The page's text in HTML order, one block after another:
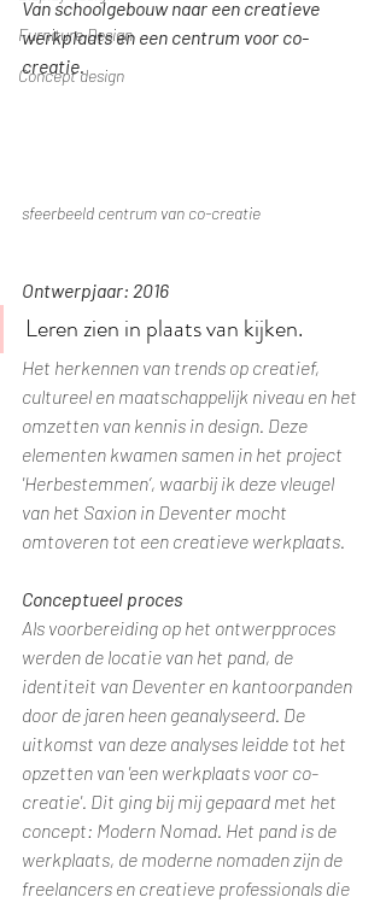
Furniture Design
Concept design
Van schoolgebouw naar een creatieve
werkplaats en een centrum voor co-
creatie.
sfeerbeeld centrum van co-creatie
Ontwerpjaar: 2016
Leren zien in plaats van kijken.
Het herkennen van trends op creatief,
cultureel en maatschappelijk niveau en het
omzetten van kennis in design. Deze
elementen kwamen samen in het project
'Herbestemmen’, waarbij ik deze vleugel
van het Saxion in Deventer mocht
omtoveren tot een creatieve werkplaats.
Conceptueel proces
Als voorbereiding op het ontwerpproces
werden de locatie van het pand, de
identiteit van Deventer en kantoorpanden
door de jaren heen geanalyseerd. De
uitkomst van deze analyses leidde tot het
opzetten van 'een werkplaats voor co-
creatie'. Dit ging bij mij gepaard met het
concept: Modern Nomad. Het pand is de
werkplaats, de moderne nomaden zijn de
freelancers en creatieve professionals die